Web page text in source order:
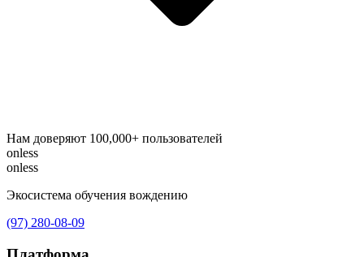
Нам доверяют 100,000+ пользователей
onless
onless
Экосистема обучения вождению
(97) 280-08-09